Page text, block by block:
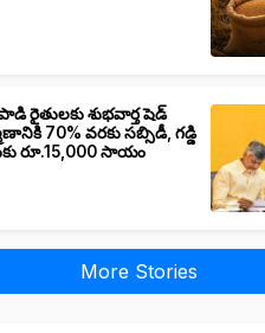
రైతులకు శుభవార్త షెడ్
70% వరకు సబ్సిడీ, గడ్డి
రూ.15,000 సాయం
More Stories